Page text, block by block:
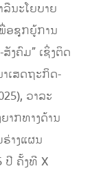
ນະໂຍບາຍ
ອຊຸກຍູ້ການ
ງຄົມ” ເຊິ່ງຕິດ
ເສດຖະກິດ-
ວາລະ
າກທາງດ້ານ
າງແຜນ
ປີ ຄັ້ງທີ X